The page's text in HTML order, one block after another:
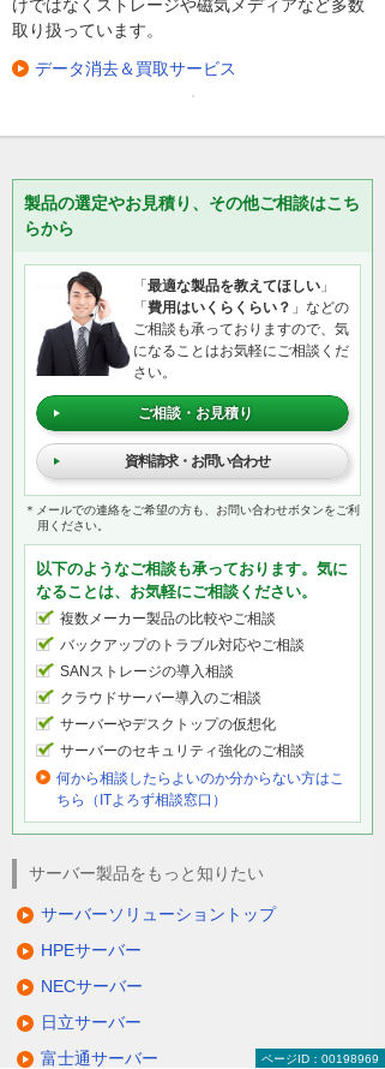
けではなくストレージや磁気メディアなど多数
取り扱っています。
データ消去＆買取サービス
製品の選定やお見積り、その他ご相談はこち
らから
「 最適な製品を教えてほしい 」
「 費用はいくらくらい？ 」などの
ご相談も承っておりますので、気
になることはお気軽にご相談くだ
さい。
ご相談・お見積り
資料請求・お問い合わせ
＊メールでの連絡をご希望の方も、お問い合わせボタンをご利
用ください。
以下のようなご相談も承っております。気に
なることは、お気軽にご相談ください。
複数メーカー製品の比較やご相談
バックアップのトラブル対応やご相談
SANストレージの導入相談
クラウドサーバー導入のご相談
サーバーやデスクトップの仮想化
サーバーのセキュリティ強化のご相談
何から相談したらよいのか分からない方はこ
ちら（ITよろず相談窓口）
サーバー製品をもっと知りたい
サーバーソリューショントップ
HPEサーバー
NECサーバー
日立サーバー
富士通サーバー
ページID：00198969